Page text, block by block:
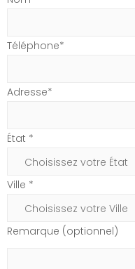
Téléphone*
Adresse*
État *
Ville *
Remarque (optionnel)